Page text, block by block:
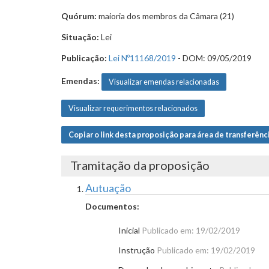
Quórum: maioria dos membros da Câmara (21)
Situação: Lei
Publicação: Lei Nº11168/2019 - DOM: 09/05/2019
Emendas: Visualizar emendas relacionadas
Visualizar requerimentos relacionados
Copiar o link desta proposição para área de
Tramitação da proposição
Autuação
Documentos:
Inicial Publicado em: 19/02/2019
Instrução Publicado em: 19/02/2019